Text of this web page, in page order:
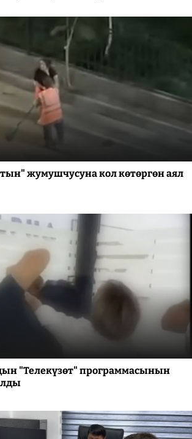
жумушчусуна кол көтөргөн аял
"Телекүзөт" программасынын